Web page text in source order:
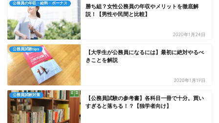
公務員の年収・給料・ボーナス
勝ち組？女性公務員の年収やメリットを徹底解
説！【男性や民間と比較】
2020年1月24日
公務員試験tips
【大学生が公務員になるには】最初に絶対やるべ
きことを解説
2020年1月19日
公務員試験対策
【公務員試験の参考書】各科目一冊で十分。買い
すぎると落ちる！？【独学者向け】